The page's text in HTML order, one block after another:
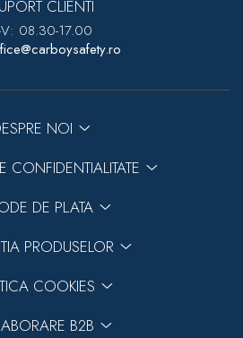
CLIENTI
V: 08.30-17.00
NOI
CONFIDENTIALITATE
DE PLATA
PRODUSELOR
COOKIES
B2B